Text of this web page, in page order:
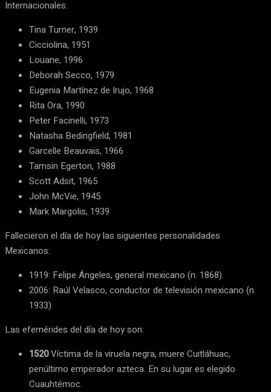
Internacionales:
Tina Turner, 1939
Cicciolina, 1951
Louane, 1996
Deborah Secco, 1979
Eugenia Martínez de Irujo, 1968
Rita Ora, 1990
Peter Facinelli, 1973
Natasha Bedingfield, 1981
Garcelle Beauvais, 1966
Tamsin Egerton, 1988
Scott Adsit, 1965
John McVie, 1945
Mark Margolis, 1939
Fallecieron el día de hoy las siguientes personalidades
Mexicanos:
1919: Felipe Ángeles, general mexicano (n. 1868).
2006: Raúl Velasco, conductor de televisión mexicano (n.
1933).
Las efemérides del día de hoy son:
1520Víctima de la viruela negra, muere Cuitláhuac,
penúltimo emperador azteca. En su lugar es elegido
Cuauhtémoc.